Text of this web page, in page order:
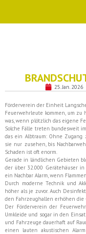
25. Jan. 2026
Förderverein der Einheit
Feuerwehrleute kommen, um zu
was, wenn plötzlich das eigene
Solche Fälle treten bundesweit
das ein Albtraum: Ohne Zugang
sie nur zusehen, bis
Schaden ist oft enorm.
Gerade in ländlichen Gebieten
der über 32.000 Gerätehäuser
ein Nachbar Alarm, wenn
Durch moderne Technik und
höher als je zuvor. Auch
den Fahrzeughallen erhöhen die
Der Förderverein der
Umkleide und sogar in den
und Fahrzeuge dauerhaft auf
einen lauten akustischen